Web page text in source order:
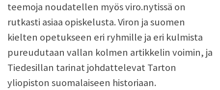
teemoja noudatellen myös viro.nytissä on
rutkasti asiaa opiskelusta. Viron ja suomen
kielten opetukseen eri ryhmille ja eri kulmista
pureudutaan vallan kolmen artikkelin voimin, ja
Tiedesillan tarinat johdattelevat Tarton
yliopiston suomalaiseen historiaan.